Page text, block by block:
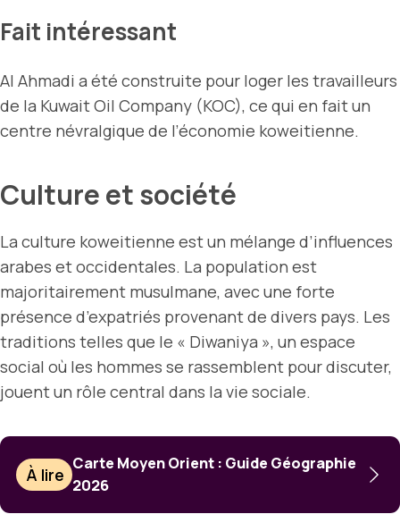
Fait intéressant
Al Ahmadi a été construite pour loger les travailleurs
de la Kuwait Oil Company (KOC), ce qui en fait un
centre névralgique de l’économie koweitienne.
Culture et société
La culture koweitienne est un mélange d’influences
arabes et occidentales. La population est
majoritairement musulmane, avec une forte
présence d’expatriés provenant de divers pays. Les
traditions telles que le « Diwaniya », un espace
social où les hommes se rassemblent pour discuter,
jouent un rôle central dans la vie sociale.
À lire
Carte Moyen Orient : Guide Géographie
2026